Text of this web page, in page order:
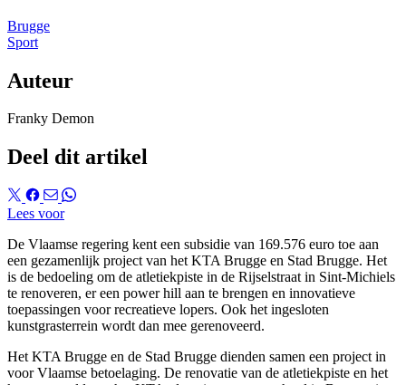
Brugge
Sport
Auteur
Franky Demon
Deel dit artikel
Lees voor
De Vlaamse regering kent een subsidie van 169.576 euro toe aan
een gezamenlijk project van het KTA Brugge en Stad Brugge. Het
is de bedoeling om de atletiekpiste in de Rijselstraat in Sint-Michiels
te renoveren, er een power hill aan te brengen en innovatieve
toepassingen voor recreatieve lopers. Ook het ingesloten
kunstgrasterrein wordt dan mee gerenoveerd.
Het KTA Brugge en de Stad Brugge dienden samen een project in
voor Vlaamse betoelaging. De renovatie van de atletiekpiste en het